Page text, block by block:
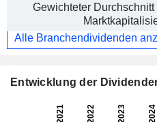
Gewichteter Durchschnitt
Alle Branchendividenden
Entwicklung der